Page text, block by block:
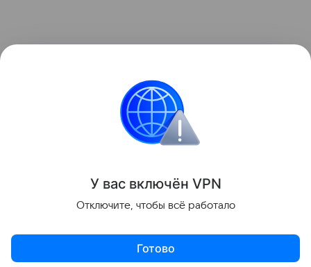
ступени ракеты на Луну назвали «подарком
У вас включён VPN
Отключите, чтобы всё работало
Готово